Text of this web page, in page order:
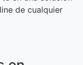
de cualquier